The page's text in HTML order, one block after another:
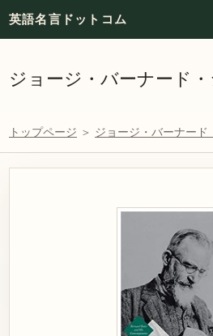
英語名言ドットコム
ジョージ・バーナード
トップページ ＞ ジョージ・バーナード